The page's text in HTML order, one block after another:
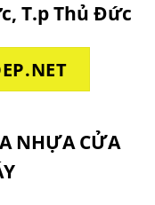
T.p Thủ Đức
NHỰA CỬA